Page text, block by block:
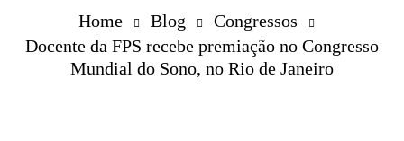
Home Blog
Congressos
Docente da FPS recebe premiação no Congresso
Mundial do Sono, no Rio de Janeiro